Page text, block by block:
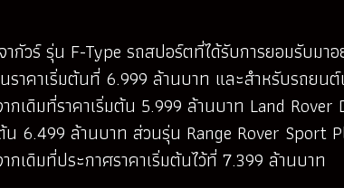
กัวร์ รุ่น F-Type รถสปอร์ตที่ได้รับการยอมรับม
ราคาเริ่มต้นที่ 6.999 ล้านบาท และสำหรับรถยน
เดิมที่ราคาเริ่มต้น 5.999 ล้านบาท Land
น 6.499 ล้านบาท ส่วนรุ่น Range Rover
เดิมที่ประกาศราคาเริ่มต้นไว้ที่ 7.399 ล้านบาท